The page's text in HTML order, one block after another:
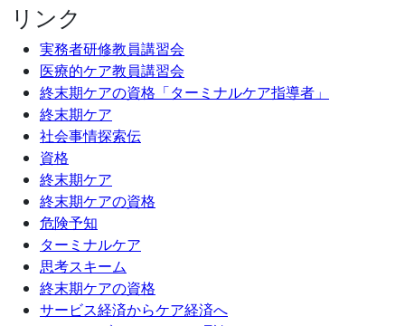
リンク
実務者研修教員講習会
医療的ケア教員講習会
終末期ケアの資格「ターミナルケア指導者」
終末期ケア
社会事情探索伝
資格
終末期ケア
終末期ケアの資格
危険予知
ターミナルケア
思考スキーム
終末期ケアの資格
サービス経済からケア経済へ